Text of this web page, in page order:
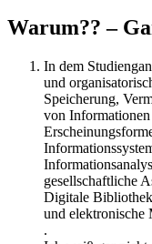
Warum?? –
In dem
und
Speicherung,
von
gesellschaftliche
Digitale
und elektronische
.